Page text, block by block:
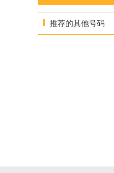
推荐的其他号码